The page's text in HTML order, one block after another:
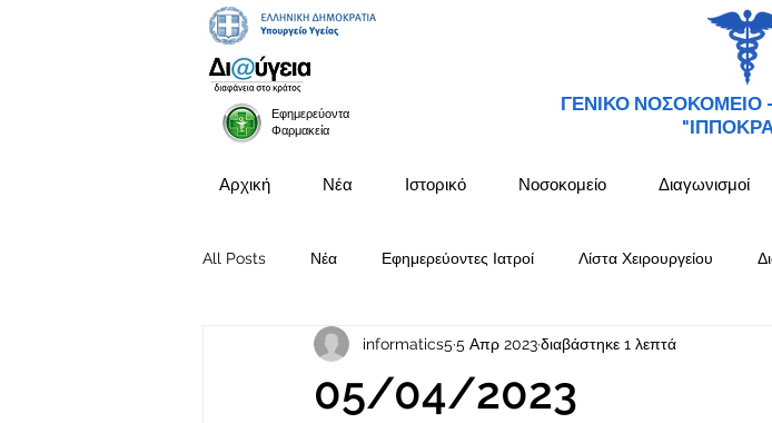
Εφημερεύοντα
Φαρμακεία
ΓΕΝΙΚΟ ΝΟΣΟΚΟΜΕΙΟ
Αρχική Νέα Ιστορικό Νοσοκομείο Διαγωνισμοί
All Posts Νέα Εφημερεύοντες Ιατροί Λίστα Χειρουργείου
Προκηρύξεις Θέσεων
05/04/2023
informatics5 5 Απρ 2023διαβάστηκε 1 λεπτά